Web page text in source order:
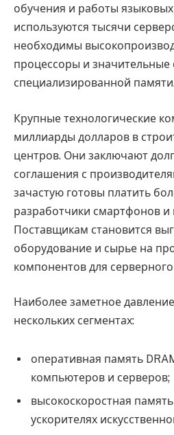
обучения и работы
используются тысячи
необходимы
процессоры и
специализированной
Крупные технологические
миллиарды долларов в
центров. Они заключают
соглашения с
зачастую готовы платить
разработчики смартфонов и
Поставщикам становится
оборудование и сырье на
компонентов для
Наиболее заметное
нескольких сегментах:
оперативная память
компьютеров и серверов;
высокоскоростная
ускорителях